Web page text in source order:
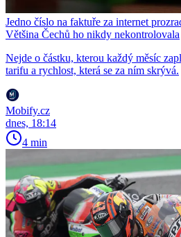
Jedno číslo na faktuře za internet
Většina Čechů ho nikdy nekontrolovala
Nejde o částku, kterou každý měsíc
tarifu a rychlost, která se za ním skrývá.
Mobify.cz
dnes, 18:14
4 min